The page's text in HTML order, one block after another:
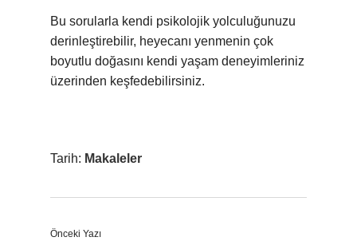
Bu sorularla kendi psikolojik yolculuğunuzu
derinleştirebilir, heyecanı yenmenin çok
boyutlu doğasını kendi yaşam deneyimleriniz
üzerinden keşfedebilirsiniz.
Tarih: Makaleler
Önceki Yazı